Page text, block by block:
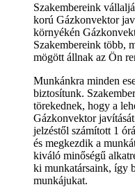
Szakembereink
korú Gázkonvektor
környékén
Szakembereink több,
mögött állnak az Ön
Munkánkra minden
biztosítunk.
törekednek, hogy a
Gázkonvektor
jelzéstől számított 1
és megkezdik a
kiváló minőségű
ki munkatársaink, így
munkájukat.